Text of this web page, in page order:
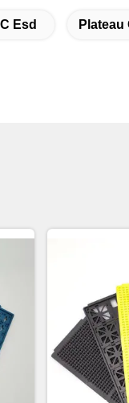
Esd Plateau